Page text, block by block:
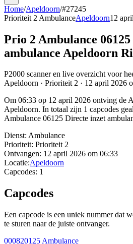
Home/Apeldoorn/#27245
Prioriteit 2 AmbulanceApeldoorn12
Prio 2 Ambulance
ambulance Apeldoorn
P2000 scanner en live overzicht voor
Apeldoorn · Prioriteit 2 · 12 april 2026
Om 06:33 op 12 april 2026 ontving de
Apeldoorn. In totaal zijn 1 capcodes
Ambulance 06125 Directe inzet
Dienst: Ambulance
Prioriteit: Prioriteit 2
Ontvangen: 12 april 2026 om 06:33
Locatie:Apeldoorn
Capcodes: 1
Capcodes
Een capcode is een uniek nummer dat
te sturen naar de juiste ontvanger.
000820125 Ambulance